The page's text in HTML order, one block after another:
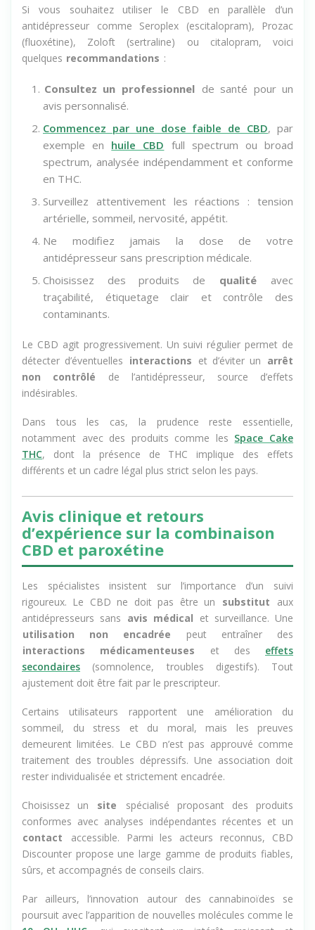
Si vous souhaitez utiliser le CBD en parallèle d’un
antidépresseur comme Seroplex (escitalopram), Prozac
(fluoxétine), Zoloft (sertraline) ou citalopram, voici
Consultez un professionnel
Commencez par une dose faible de CBD, par
exemple enhuile CBDfull spectrum ou broad
spectrum, analysée indépendamment et conforme
Surveillez attentivement les réactions : tension
artérielle, sommeil, nervosité, appétit.
Ne modifiez jamais la dose de votre
Choisissez des produits de
qualitéavec
traçabilité, étiquetage clair et contrôle des
Le CBD agit progressivement. Un suivi régulier permet de
détecter d’éventuelles
interactionset d’éviter unarrêt
non contrôlé
Dans tous les cas, la prudence reste essentielle,
notamment avec des produits comme les Space Cake
THC, dont la présence de THC implique des effets
Avis clinique et retours
d’expérience sur la combinaison
CBD et paroxétine
Les spécialistes insistent sur l’importance d’un suivi
rigoureux. Le CBD ne doit pas être unsubstitut
aux
antidépresseurs sansavis médicalet surveillance. Une
utilisation non encadréepeut entraîner des
interactions médicamenteuseset des
effets
secondaires(somnolence, troubles digestifs). Tout
Certains utilisateurs rapportent une amélioration du
sommeil, du stress et du moral, mais les preuves
demeurent limitées. Le CBD n’est pas approuvé comme
traitement des troubles dépressifs. Une association doit
Choisissez unsitespécialisé proposant des produits
conformes avec analyses indépendantes récentes et un
contactaccessible. Parmi les acteurs reconnus, CBD
Discounter propose une large gamme de produits fiables,
Par ailleurs, l’innovation autour des cannabinoïdes se